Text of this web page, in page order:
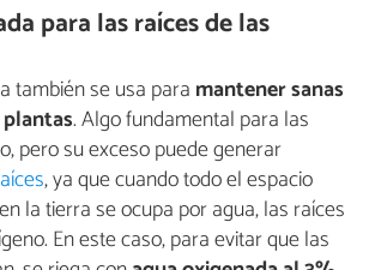
para las raíces de las
también se usa para mantener sanas
. Algo fundamental para las
pero su exceso puede generar
, ya que cuando todo el espacio
la tierra se ocupa por agua, las raíces
En este caso, para evitar que las